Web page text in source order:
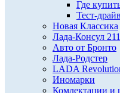
Где
Тест-
Новая Классика
Лада-Консул
Авто от Бронто
Лада-Родстер
LADA
Иномарки
Комлектации и